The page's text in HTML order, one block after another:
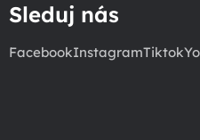
Sleduj nás
FacebookInstagramTiktok